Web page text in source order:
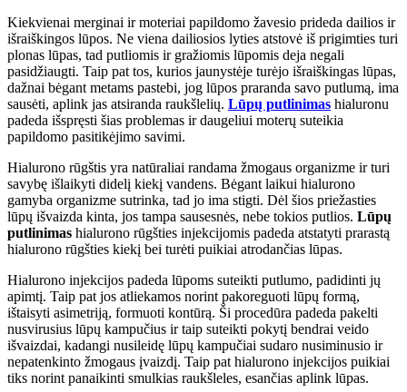
Kiekvienai merginai ir moteriai papildomo žavesio prideda dailios ir
išraiškingos lūpos. Ne viena dailiosios lyties atstovė iš prigimties turi
plonas lūpas, tad putliomis ir gražiomis lūpomis deja negali
pasidžiaugti. Taip pat tos, kurios jaunystėje turėjo išraiškingas lūpas,
dažnai bėgant metams pastebi, jog lūpos praranda savo putlumą, ima
sausėti, aplink jas atsiranda raukšlelių. Lūpų putlinimas hialuronu
padeda išspręsti šias problemas ir daugeliui moterų suteikia
papildomo pasitikėjimo savimi.
Hialurono rūgštis yra natūraliai randama žmogaus organizme ir turi
savybę išlaikyti didelį kiekį vandens. Bėgant laikui hialurono
gamyba organizme sutrinka, tad jo ima stigti. Dėl šios priežasties
lūpų išvaizda kinta, jos tampa sausesnės, nebe tokios putlios. Lūpų
putlinimas hialurono rūgšties injekcijomis padeda atstatyti prarastą
hialurono rūgšties kiekį bei turėti puikiai atrodančias lūpas.
Hialurono injekcijos padeda lūpoms suteikti putlumo, padidinti jų
apimtį. Taip pat jos atliekamos norint pakoreguoti lūpų formą,
ištaisyti asimetriją, formuoti kontūrą. Ši procedūra padeda pakelti
nusvirusius lūpų kampučius ir taip suteikti pokytį bendrai veido
išvaizdai, kadangi nusileidę lūpų kampučiai sudaro nusiminusio ir
nepatenkinto žmogaus įvaizdį. Taip pat hialurono injekcijos puikiai
tiks norint panaikinti smulkias raukšleles, esančias aplink lūpas.